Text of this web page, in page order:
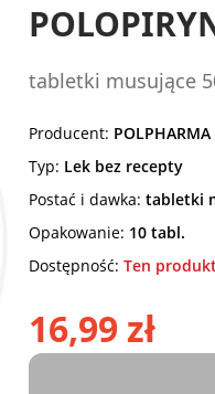
tabletki musujące
Producent: POLPHARMA
Typ: Lek bez recepty
Postać i dawka: tabletki
Opakowanie: 10 tabl.
Dostępność: Ten
16,99 zł